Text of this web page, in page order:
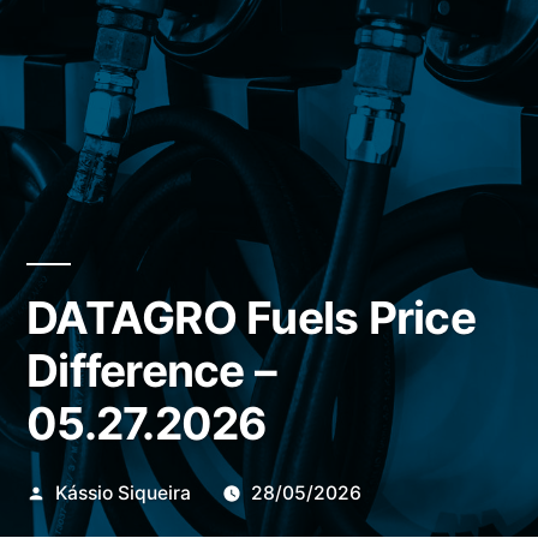
DATAGRO Fuels Price
Difference –
05.27.2026
Publicado
por
Kássio Siqueira 28/05/2026